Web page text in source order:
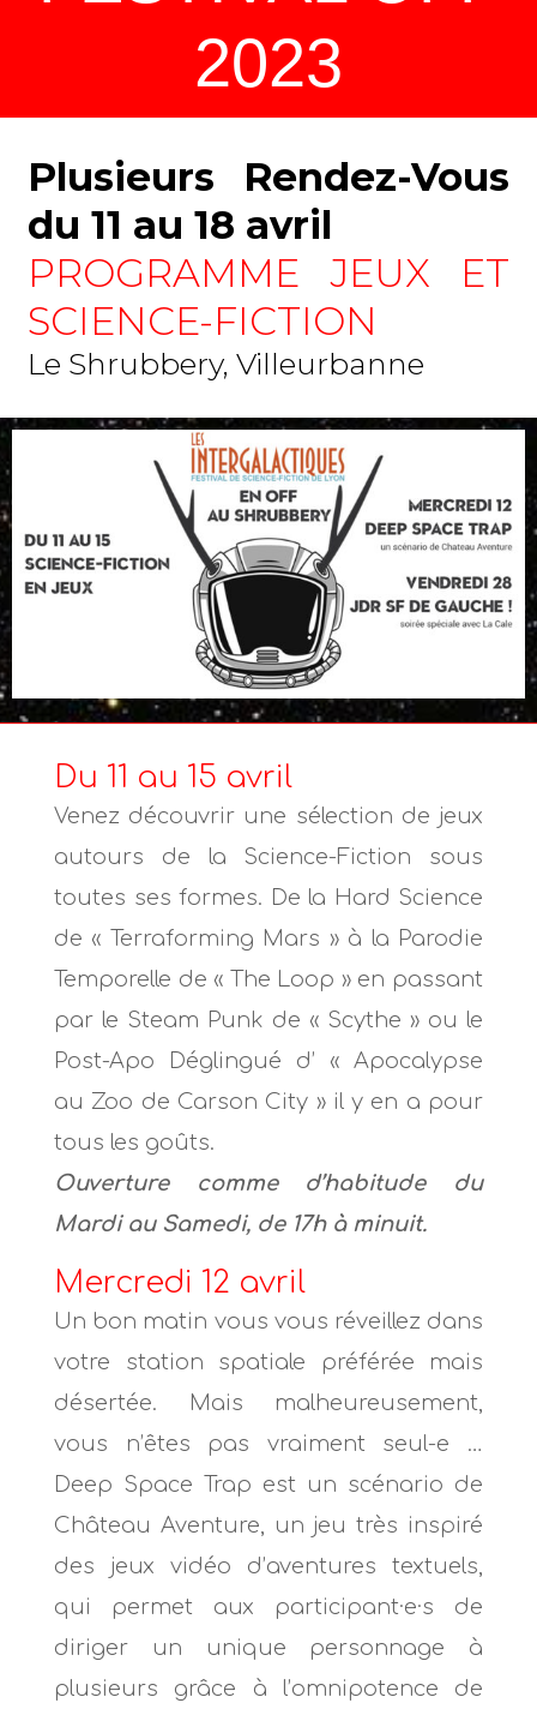
2023
Plusieurs Rendez-Vous
du 11 au 18 avril
PROGRAMME JEUX ET
SCIENCE-FICTION
Le Shrubbery, Villeurbanne
Du 11 au 15 avril
Venez découvrir une sélection de jeux
autours de la Science-Fiction sous
toutes ses formes. De la Hard Science
de « Terraforming Mars » à la Parodie
Temporelle de « The Loop » en passant
par le Steam Punk de « Scythe » ou le
Post-Apo Déglingué d’ « Apocalypse
au Zoo de Carson City » il y en a pour
tous les goûts.
Ouverture comme d’habitude du
Mardi au Samedi, de 17h à minuit.
Mercredi 12 avril
Un bon matin vous vous réveillez dans
votre station spatiale préférée mais
désertée. Mais malheureusement,
vous n’êtes pas vraiment seul-e …
Deep Space Trap est un scénario de
Château Aventure, un jeu très inspiré
des jeux vidéo d’aventures textuels,
qui permet aux participant·e·s de
diriger un unique personnage à
plusieurs grâce à l’omnipotence de